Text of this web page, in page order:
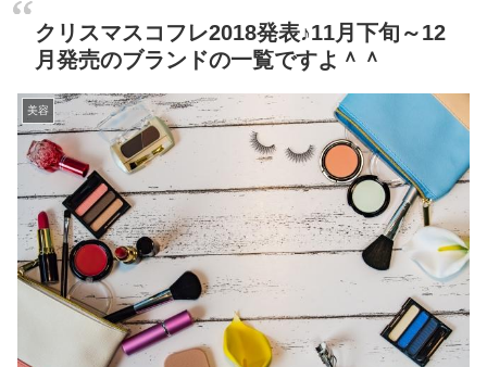
クリスマスコフレ2018発表♪11月下旬～12
月発売のブランドの一覧ですよ＾＾
美容